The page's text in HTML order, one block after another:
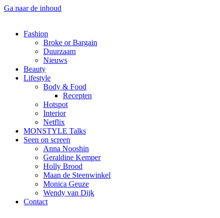
Ga naar de inhoud
Fashion
Broke or Bargain
Duurzaam
Nieuws
Beauty
Lifestyle
Body & Food
Recepten
Hotspot
Interior
Netflix
MONSTYLE Talks
Seen on screen
Anna Nooshin
Geraldine Kemper
Holly Brood
Maan de Steenwinkel
Monica Geuze
Wendy van Dijk
Contact